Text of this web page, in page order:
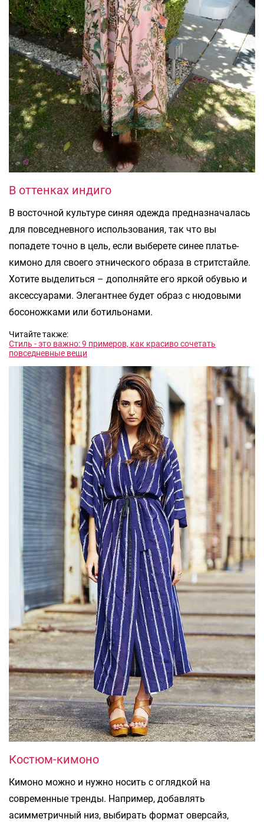
В оттенках индиго
В восточной культуре синяя одежда предназначалась
для повседневного использования, так что вы
попадете точно в цель, если выберете синее платье-
кимоно для своего этнического образа в стритстайле.
Хотите выделиться – дополняйте его яркой обувью и
аксессуарами. Элегантнее будет образ с нюдовыми
босоножками или ботильонами.
Читайте также:
Стиль - это важно: 9 примеров, как красиво сочетать
повседневные вещи
Костюм-кимоно
Кимоно можно и нужно носить с оглядкой на
современные тренды. Например, добавлять
асимметричный низ, выбирать формат оверсайз,